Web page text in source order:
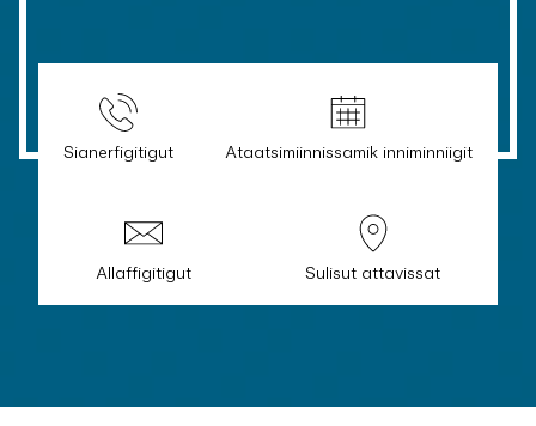
Sianerfigitigut Ataatsimiinnissamik inniminniigit
Allaffigitigut Sulisut attavissat